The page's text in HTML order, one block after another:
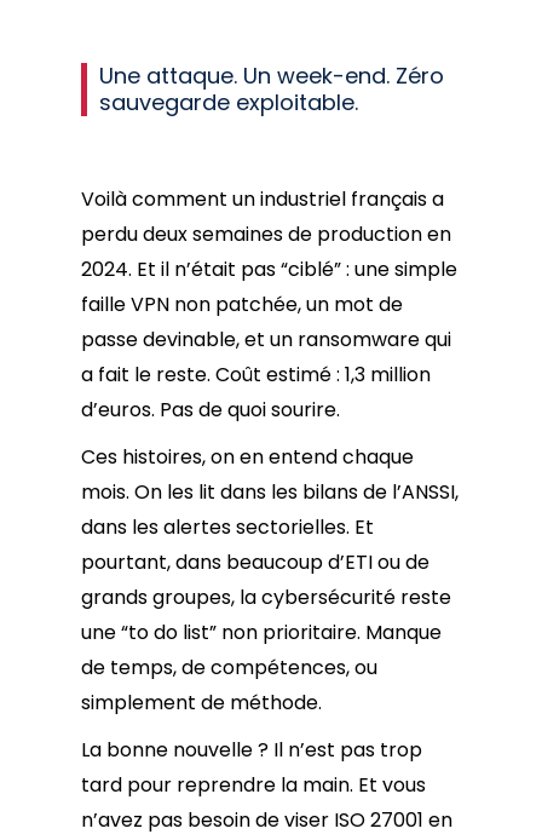
Une attaque. Un week-end. Zéro
sauvegarde exploitable.
Voilà comment un industriel français a
perdu deux semaines de production en
2024. Et il n’était pas “ciblé” : une simple
faille VPN non patchée, un mot de
passe devinable, et un ransomware qui
a fait le reste. Coût estimé : 1,3 million
d’euros. Pas de quoi sourire.
Ces histoires, on en entend chaque
mois. On les lit dans les bilans de l’ANSSI,
dans les alertes sectorielles. Et
pourtant, dans beaucoup d’ETI ou de
grands groupes, la cybersécurité reste
une “to do list” non prioritaire. Manque
de temps, de compétences, ou
simplement de méthode.
La bonne nouvelle ? Il n’est pas trop
tard pour reprendre la main. Et vous
n’avez pas besoin de viser ISO 27001 en